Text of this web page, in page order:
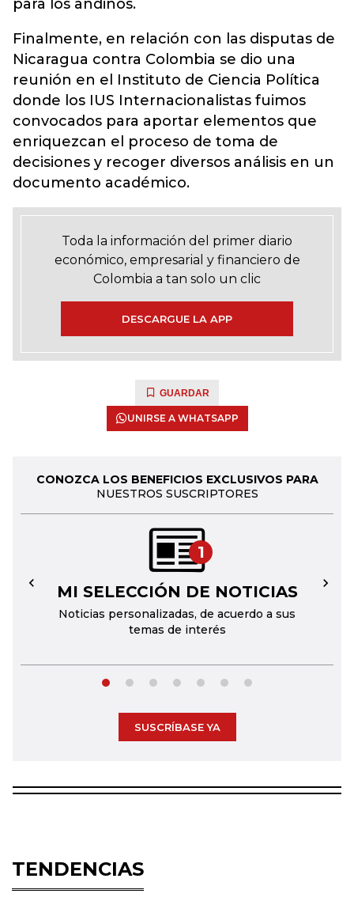
para los andinos.
Finalmente, en relación con las disputas de
Nicaragua contra Colombia se dio una
reunión en el Instituto de Ciencia Política
donde los IUS Internacionalistas fuimos
convocados para aportar elementos que
enriquezcan el proceso de toma de
decisiones y recoger diversos análisis en un
documento académico.
Toda la información del primer diario
económico, empresarial y financiero de
Colombia a tan solo un clic
DESCARGUE LA APP
GUARDAR
UNIRSE A WHATSAPP
CONOZCA LOS BENEFICIOS EXCLUSIVOS PARA
NUESTROS SUSCRIPTORES
1
MI SELECCIÓN DE NOTICIAS
Noticias personalizadas, de acuerdo a sus
temas de interés
← →
SUSCRÍBASE YA
TENDENCIAS